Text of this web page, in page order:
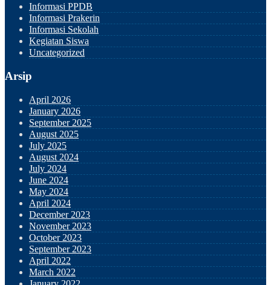
Informasi PPDB
Informasi Prakerin
Informasi Sekolah
Kegiatan Siswa
Uncategorized
Arsip
April 2026
January 2026
September 2025
August 2025
July 2025
August 2024
July 2024
June 2024
May 2024
April 2024
December 2023
November 2023
October 2023
September 2023
April 2022
March 2022